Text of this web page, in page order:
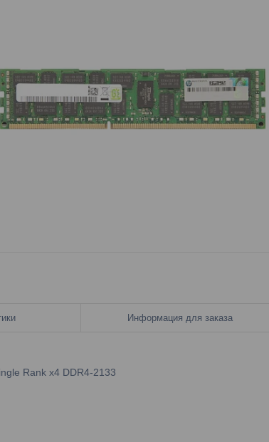
Информация для заказа
Rank x4 DDR4-2133